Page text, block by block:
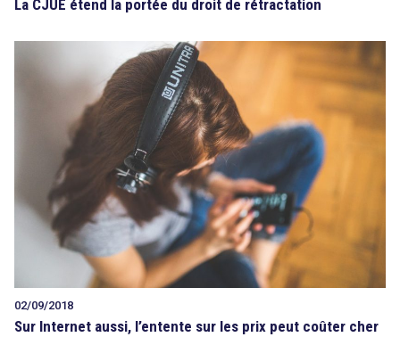
La CJUE étend la portée du droit de rétractation
02/09/2018
Sur Internet aussi, l’entente sur les prix peut coûter cher